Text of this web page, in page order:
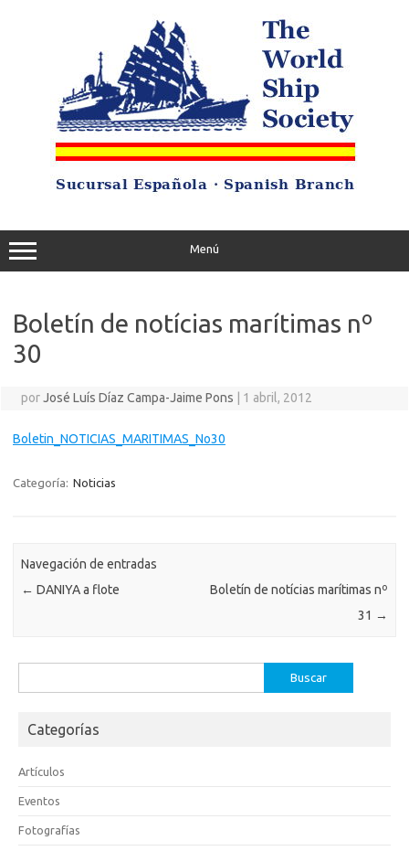
Menú
Boletín de notícias marítimas nº
30
porJosé Luís Díaz Campa-Jaime Pons 1 abril, 2012
Boletin_NOTICIAS_MARITIMAS_No30
Categoría: Noticias
Navegación de entradas
← DANIYA a flote
Boletín de notícias marítimas nº
31 →
Categorías
Artículos
Eventos
Fotografías